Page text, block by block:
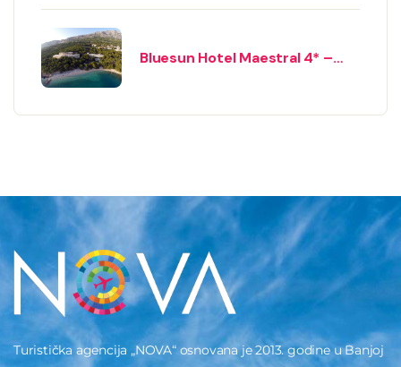
Bluesun Hotel Maestral 4* –
Turistička agencija „NOVA“ osnovana je 2013. godine u Banjoj